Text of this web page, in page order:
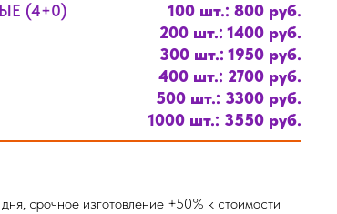
(4+0)
100 шт.: 800 руб.
200 шт.: 1400 руб.
300 шт.: 1950 руб.
400 шт.: 2700 руб.
500 шт.: 3300 руб.
1000 шт.: 3550 руб.
срочное изготовление +50% к стоимости